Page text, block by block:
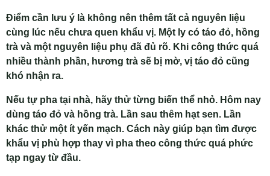
Điểm cần lưu ý là không nên thêm tất cả nguyên liệu
cùng lúc nếu chưa quen khẩu vị. Một ly có táo đỏ, hồng
trà và một nguyên liệu phụ đã đủ rõ. Khi công thức quá
nhiều thành phần, hương trà sẽ bị mờ, vị táo đỏ cũng
khó nhận ra.
Nếu tự pha tại nhà, hãy thử từng biến thể nhỏ. Hôm nay
dùng táo đỏ và hồng trà. Lần sau thêm hạt sen. Lần
khác thử một ít yến mạch. Cách này giúp bạn tìm được
khẩu vị phù hợp thay vì pha theo công thức quá phức
tạp ngay từ đầu.